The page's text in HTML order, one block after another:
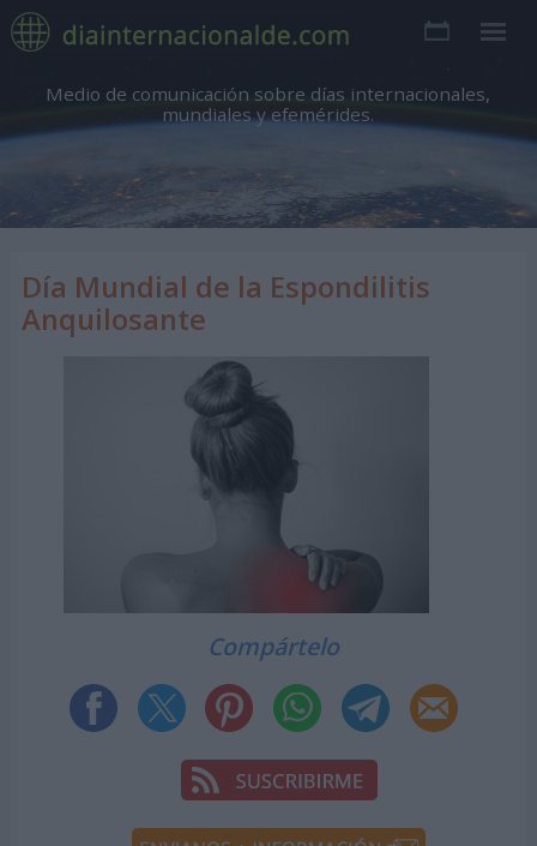
Medio de comunicación sobre días internacionales,
mundiales y efemérides.
Día Mundial de la Espondilitis
Anquilosante
Compártelo